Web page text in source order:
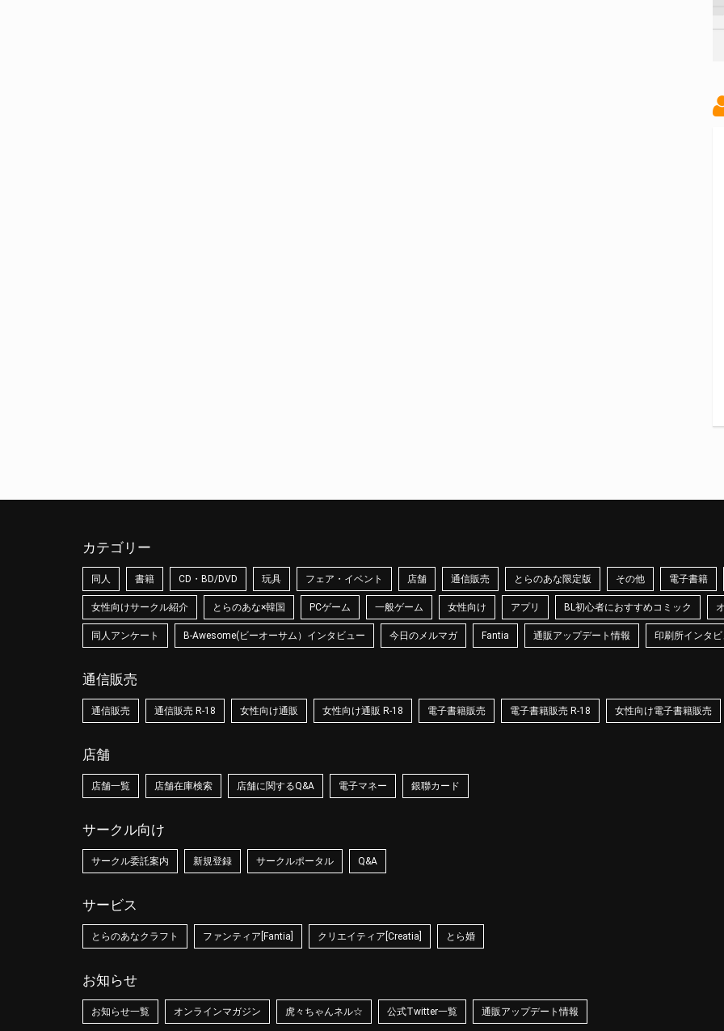
カテゴリー
同人 書籍 CD・BD/DVD 玩具 フェア・イベント 店舗 通信販売 とらのあな限定版 その他 電子書籍
女性向けサークル紹介 とらのあな×韓国 PCゲーム 一般ゲーム 女性向け アプリ BL初心者におすすめコミック
同人アンケート B-Awesome(ビーオーサム）インタビュー 今日のメルマガ Fantia 通販アップデート情報 印刷所インタ
通信販売
通信販売 通信販売 R-18 女性向け通販 女性向け通販 R-18 電子書籍販売 電子書籍販売 R-18 女性向け電子書籍販売
店舗
店舗一覧 店舗在庫検索 店舗に関するQ&A 電子マネー 銀聯カード
サークル向け
サークル委託案内 新規登録 サークルポータル Q&A
サービス
とらのあなクラフト ファンティア[Fantia] クリエイティア[Creatia] とら婚
お知らせ
お知らせ一覧 オンラインマガジン 虎々ちゃんネル☆ 公式Twitter一覧 通販アップデート情報